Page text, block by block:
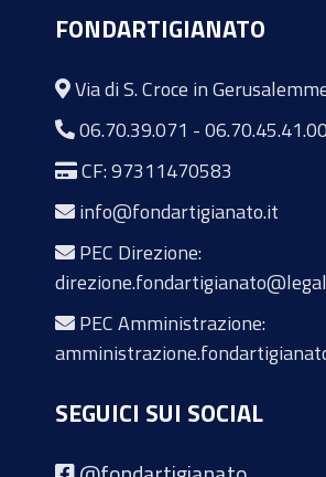
FONDARTIGIANATO
Via di S. Croce in
06.70.39.071 -06.70.45.41.00
CF: 97311470583
info@fondartigianato.it
PEC Direzione:
PEC Amministrazione:
SEGUICI SUI SOCIAL